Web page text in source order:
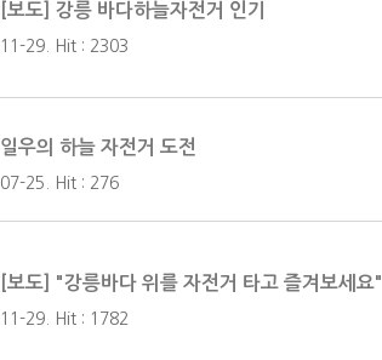
[보도] 강릉 바다하늘자전거 인기
11-29. Hit : 2303
일우의 하늘 자전거 도전
07-25. Hit : 276
[보도] "강릉바다 위를 자전거 타고 즐겨보세요"
11-29. Hit : 1782